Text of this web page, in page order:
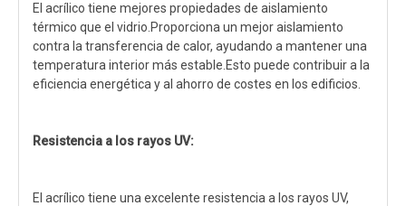
El acrílico tiene mejores propiedades de aislamiento
térmico que el vidrio.Proporciona un mejor aislamiento
contra la transferencia de calor, ayudando a mantener una
temperatura interior más estable.Esto puede contribuir a la
eficiencia energética y al ahorro de costes en los edificios.
Resistencia a los rayos UV:
El acrílico tiene una excelente resistencia a los rayos UV,